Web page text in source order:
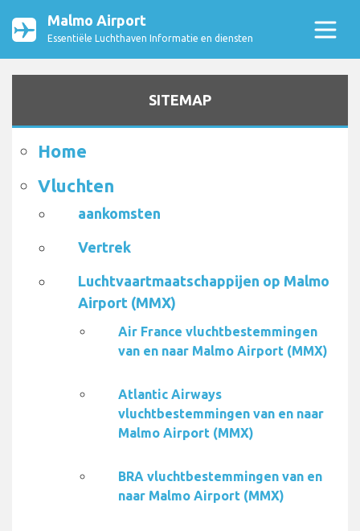
Malmo Airport
Essentiële Luchthaven Informatie en diensten
SITEMAP
Home
Vluchten
aankomsten
Vertrek
Luchtvaartmaatschappijen op Malmo
Airport (MMX)
Air France vluchtbestemmingen
van en naar Malmo Airport (MMX)
Atlantic Airways
vluchtbestemmingen van en naar
Malmo Airport (MMX)
BRA vluchtbestemmingen van en
naar Malmo Airport (MMX)